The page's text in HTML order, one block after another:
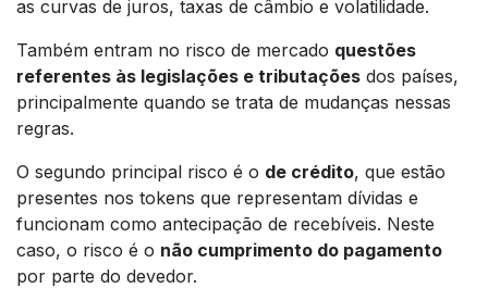
as curvas de juros, taxas de câmbio e volatilidade.
Também entram no risco de mercado questões
referentes às legislações e tributações dos países,
principalmente quando se trata de mudanças nessas
regras.
O segundo principal risco é o de crédito, que estão
presentes nos tokens que representam dívidas e
funcionam como antecipação de recebíveis. Neste
caso, o risco é o não cumprimento do pagamento
por parte do devedor.